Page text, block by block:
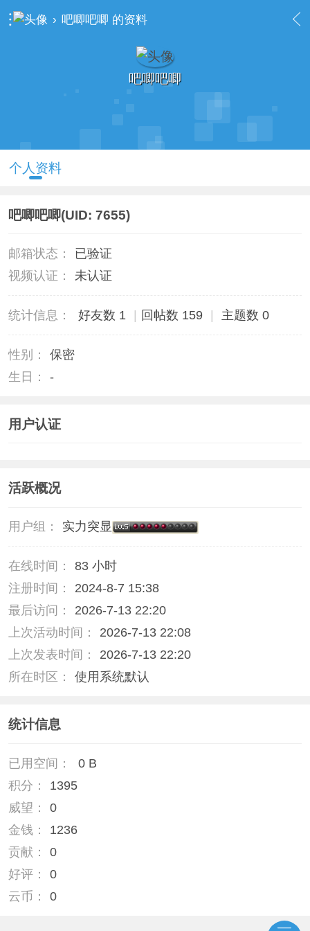
› 吧唧吧唧 的资料
吧唧吧唧
个人资料
吧唧吧唧(UID: 7655)
邮箱状态：
已验证
视频认证：
未认证
统计信息： 好友数 1 | 回帖数 159 | 主题数 0
性别：
保密
生日：
-
用户认证
活跃概况
用户组： 实力突显
在线时间：
83 小时
注册时间：
2024-8-7 15:38
最后访问：
2026-7-13 22:20
上次活动时间：
2026-7-13 22:08
上次发表时间：
2026-7-13 22:20
所在时区：
使用系统默认
统计信息
已用空间：
0 B
积分：
1395
威望：
0
金钱：
1236
贡献：
0
好评：
0
云币：
0